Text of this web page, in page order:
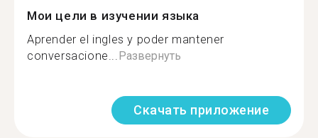
Мои цели в изучении языка
Aprender el ingles y poder mantener
conversacione...Развернуть
Скачать приложение